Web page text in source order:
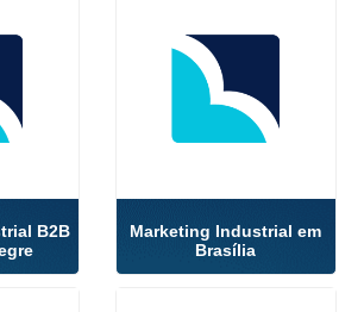
B2B
Marketing Industrial em
Brasília